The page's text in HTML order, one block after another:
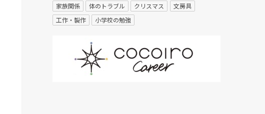
家族関係
体のトラブル クリスマス
文房具
工作・製作
小学校の勉強